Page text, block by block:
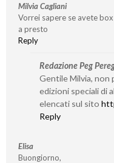
Milvia Cagliani
Vorrei sapere se avete
a presto
Reply
Redazione Peg
Gentile Milvia, non
edizioni speciali
elencati sul sito
Reply
Elisa
Buongiorno,